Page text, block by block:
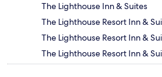
The Lighthouse Inn & Suites
The Lighthouse Resort Inn &
The Lighthouse Resort Inn &
The Lighthouse Resort Inn &